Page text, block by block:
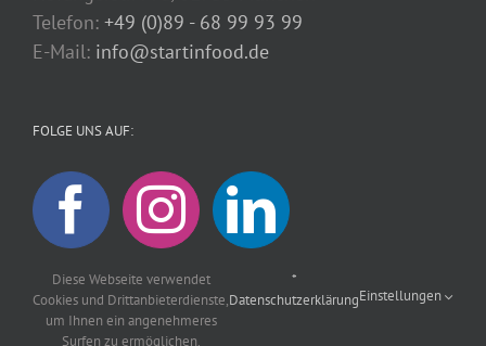
Telefon: +49 (0)89 - 68 99 93 99
E-Mail: info@startinfood.de
FOLGE UNS AUF:
Diese Webseite verwendet
Cookies und Drittanbieterdienste,
um Ihnen ein angenehmeres
Surfen zu ermöglichen.
*
DatenschutzerklärungEinstellungen